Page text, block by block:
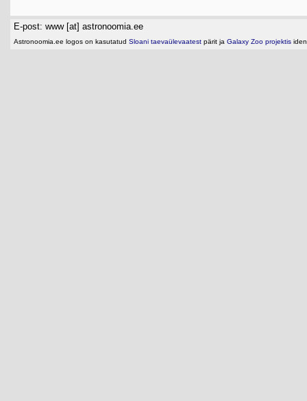
E-post: www [at] astronoomia.ee
Astronoomia.ee logos on kasutatud Sloani taevaülevaatest pärit ja Galaxy Zoo projektis